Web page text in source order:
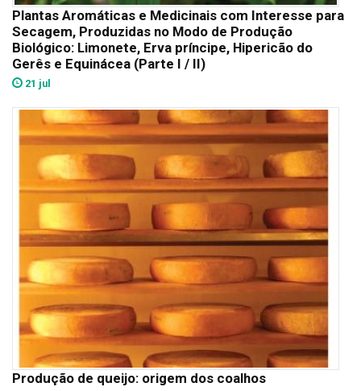
Plantas Aromáticas e Medicinais com Interesse para
Secagem, Produzidas no Modo de Produção
Biológico: Limonete, Erva príncipe, Hipericão do
Gerês e Equinácea (Parte I / II)
21 jul
Produção de queijo: origem dos coalhos